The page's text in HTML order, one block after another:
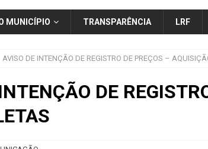
MUNICÍPIO TRANSPARÊNCIA LRF
AVISO DE INTENÇÃO DE REGISTRO DE PREÇOS –
DE